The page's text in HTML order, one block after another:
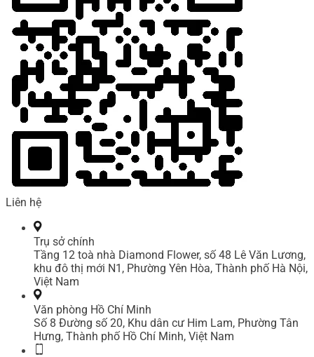
Liên hệ
Trụ sở chính
Tầng 12 toà nhà Diamond Flower, số 48 Lê Văn Lương,
khu đô thị mới N1, Phường Yên Hòa, Thành phố Hà Nội,
Việt Nam
Văn phòng Hồ Chí Minh
Số 8 Đường số 20, Khu dân cư Him Lam, Phường Tân
Hưng, Thành phố Hồ Chí Minh, Việt Nam